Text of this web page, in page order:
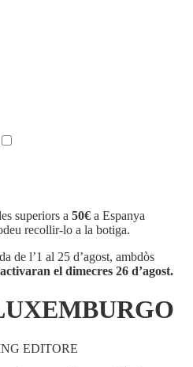
superiors a 50€ a Espanya
recollir-lo a la botiga.
de l’1 al 25 d’agost, ambdòs
el dimecres 26 d’agost.
EDITORE